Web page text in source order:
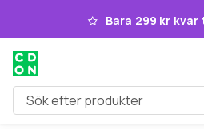
Hoppa till huvudinnehållet
Bara 299 kr
Sök efter produkter